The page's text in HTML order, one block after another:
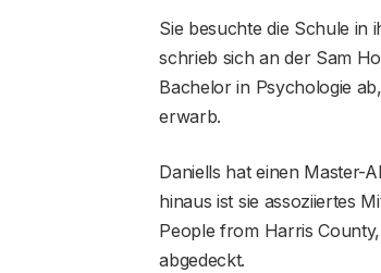
Sie besuchte die Schule in
schrieb sich an der Sam
Bachelor in Psychologie
erwarb.
Daniells hat einen Master-
hinaus ist sie assoziiertes
People from Harris
abgedeckt.